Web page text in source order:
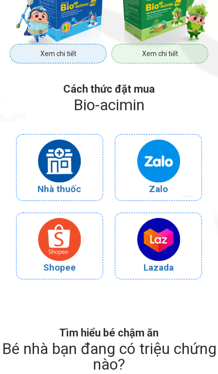
Xem chi tiết Xem chi tiết
Cách thức đặt mua
Bio-acimin
Nhà thuốc Zalo
Shopee Lazada
Tìm hiểu bé chậm ăn
Bé nhà bạn đang có triệu chứng
nào?